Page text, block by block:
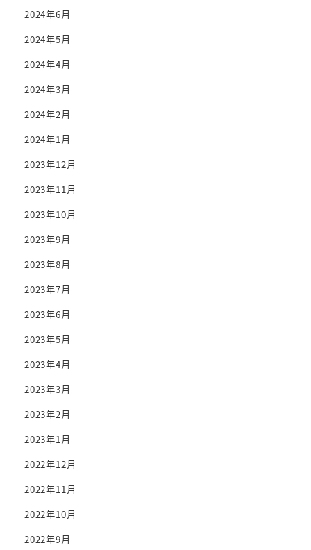
2024年6月
2024年5月
2024年4月
2024年3月
2024年2月
2024年1月
2023年12月
2023年11月
2023年10月
2023年9月
2023年8月
2023年7月
2023年6月
2023年5月
2023年4月
2023年3月
2023年2月
2023年1月
2022年12月
2022年11月
2022年10月
2022年9月